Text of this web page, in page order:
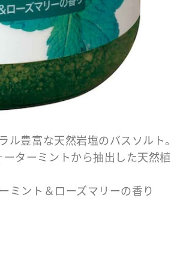
豊富な天然岩塩のバスソルト。
ターミントから抽出した天然植
ミント＆ローズマリーの香り